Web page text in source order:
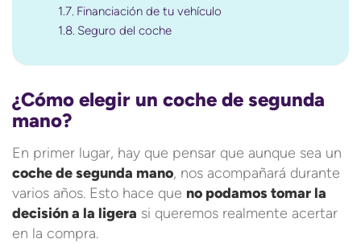
Financiación de tu vehículo
Seguro del coche
¿Cómo elegir un coche de segunda
mano?
En primer lugar, hay que pensar que aunque sea un
coche de segunda mano, nos acompañará durante
varios años. Esto hace que no podamos tomar la
decisión a la ligera si queremos realmente acertar
en la compra.